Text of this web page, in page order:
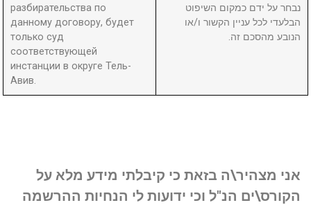
разбирательства по
данному договору, будет
только суд
соответствующей
инстанции в округе Тель-
Авив.
נבחר על ידם כמקום השיפוט
הבלעדי לכל עניין הקשור ו/או
הנובע מהסכם זה.
אני מצהיר\ה בזאת כי קיבלתי מידע מלא על
הקורס\ים הנ"ל וכי ידועות לי הנחיות ההרשמה